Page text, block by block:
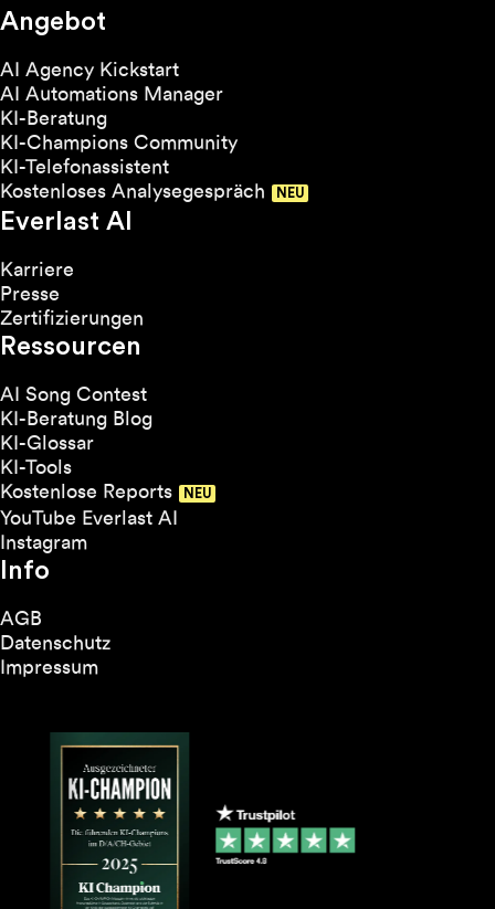
Angebot
AI Agency Kickstart
AI Automations Manager
KI-Beratung
KI-Champions Community
KI-Telefonassistent
Kostenloses Analysegespräch
Everlast AI
Karriere
Presse
Zertifizierungen
Ressourcen
AI Song Contest
KI-Beratung Blog
KI-Glossar
KI-Tools
Kostenlose Reports
YouTube Everlast AI
Instagram
Info
AGB
Datenschutz
Impressum